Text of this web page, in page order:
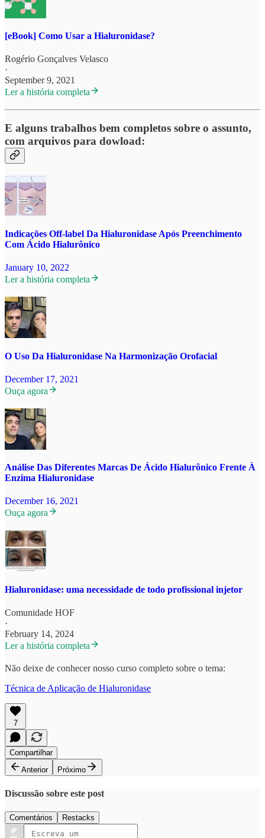
[eBook] Como Usar a Hialuronidase?
Rogério Gonçalves Velasco
·
September 9, 2021
Ler a história completa
E alguns trabalhos bem completos sobre o assunto,
com arquivos para dowload:
Indicações Off-label Da Hialuronidase Após Preenchimento
Com Ácido Hialurônico
January 10, 2022
Ler a história completa
O Uso Da Hialuronidase Na Harmonização Orofacial
December 17, 2021
Ouça agora
Análise Das Diferentes Marcas De Ácido Hialurônico Frente À
Enzima Hialuronidase
December 16, 2021
Ouça agora
Hialuronidase: uma necessidade de todo profissional injetor
Comunidade HOF
·
February 14, 2024
Ler a história completa
Não deixe de conhecer nosso curso completo sobre o tema:
Técnica de Aplicação de Hialuronidase
7
Compartilhar
Anterior
Próximo
Discussão sobre este post
Comentários Restacks